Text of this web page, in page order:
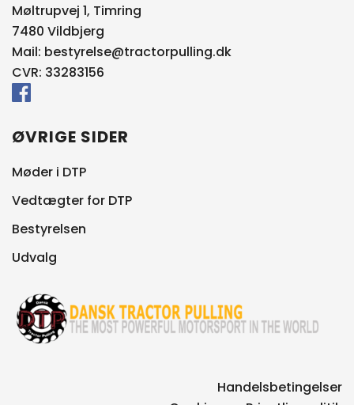
Møltrupvej 1, Timring
7480 Vildbjerg
Mail: bestyrelse@tractorpulling.dk
CVR: 33283156
ØVRIGE SIDER
Møder i DTP
Vedtægter for DTP
Bestyrelsen
Udvalg
Handelsbetingelser